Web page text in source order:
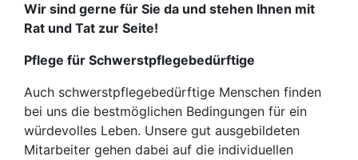
Wir sind gerne für Sie da und stehen Ihnen mit
Rat und Tat zur Seite!
Pflege für Schwerstpflegebedürftige
Auch schwerstpflegebedürftige Menschen finden
bei uns die bestmöglichen Bedingungen für ein
würdevolles Leben. Unsere gut ausgebildeten
Mitarbeiter gehen dabei auf die individuellen